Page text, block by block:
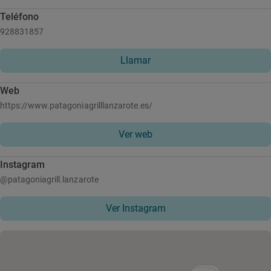
Teléfono
928831857
Llamar
Web
https://www.patagoniagrilllanzarote.es/
Ver web
Instagram
@patagoniagrill.lanzarote
Ver Instagram